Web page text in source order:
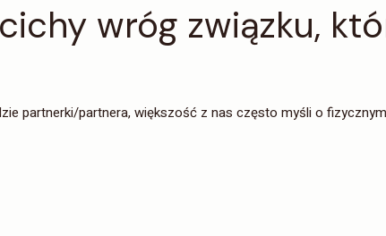
wróg związku,
partnerki/partnera, większość z nas często myśli o